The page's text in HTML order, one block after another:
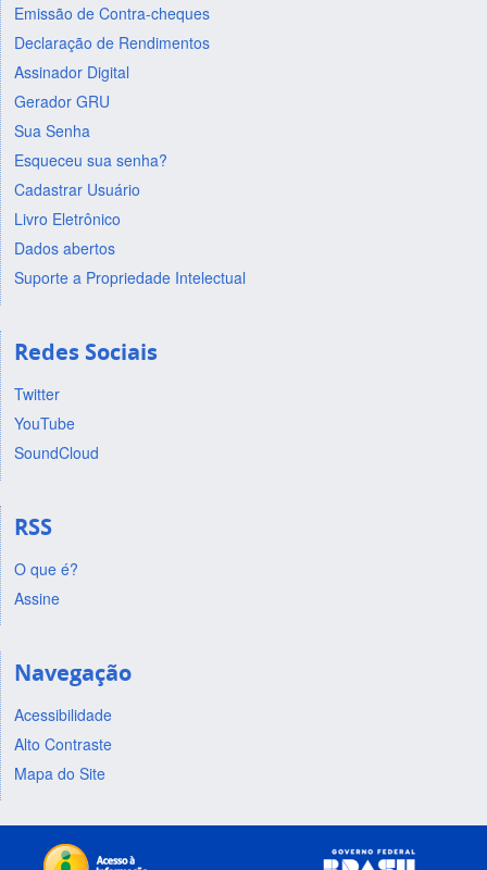
Emissão de Contra-cheques
Declaração de Rendimentos
Assinador Digital
Gerador GRU
Sua Senha
Esqueceu sua senha?
Cadastrar Usuário
Livro Eletrônico
Dados abertos
Suporte a Propriedade Intelectual
Redes Sociais
Twitter
YouTube
SoundCloud
RSS
O que é?
Assine
Navegação
Acessibilidade
Alto Contraste
Mapa do Site